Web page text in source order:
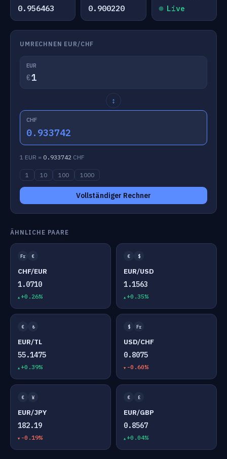
0.956463 0.900220 Live
UMRECHNEN EUR/CHF
EUR
€
↕
CHF
0.933742
1 EUR = 0.933742 CHF
1 10 100 1000
Vollständiger Rechner
ÄHNLICHE PAARE
Fr €
CHF/EUR
1.0710
+0.26%
€ $
EUR/USD
1.1563
+0.35%
€ ₺
EUR/TL
55.1475
+0.39%
$ Fr
USD/CHF
0.8075
-0.60%
€ ¥
EUR/JPY
182.19
-0.19%
€ £
EUR/GBP
0.8567
+0.04%